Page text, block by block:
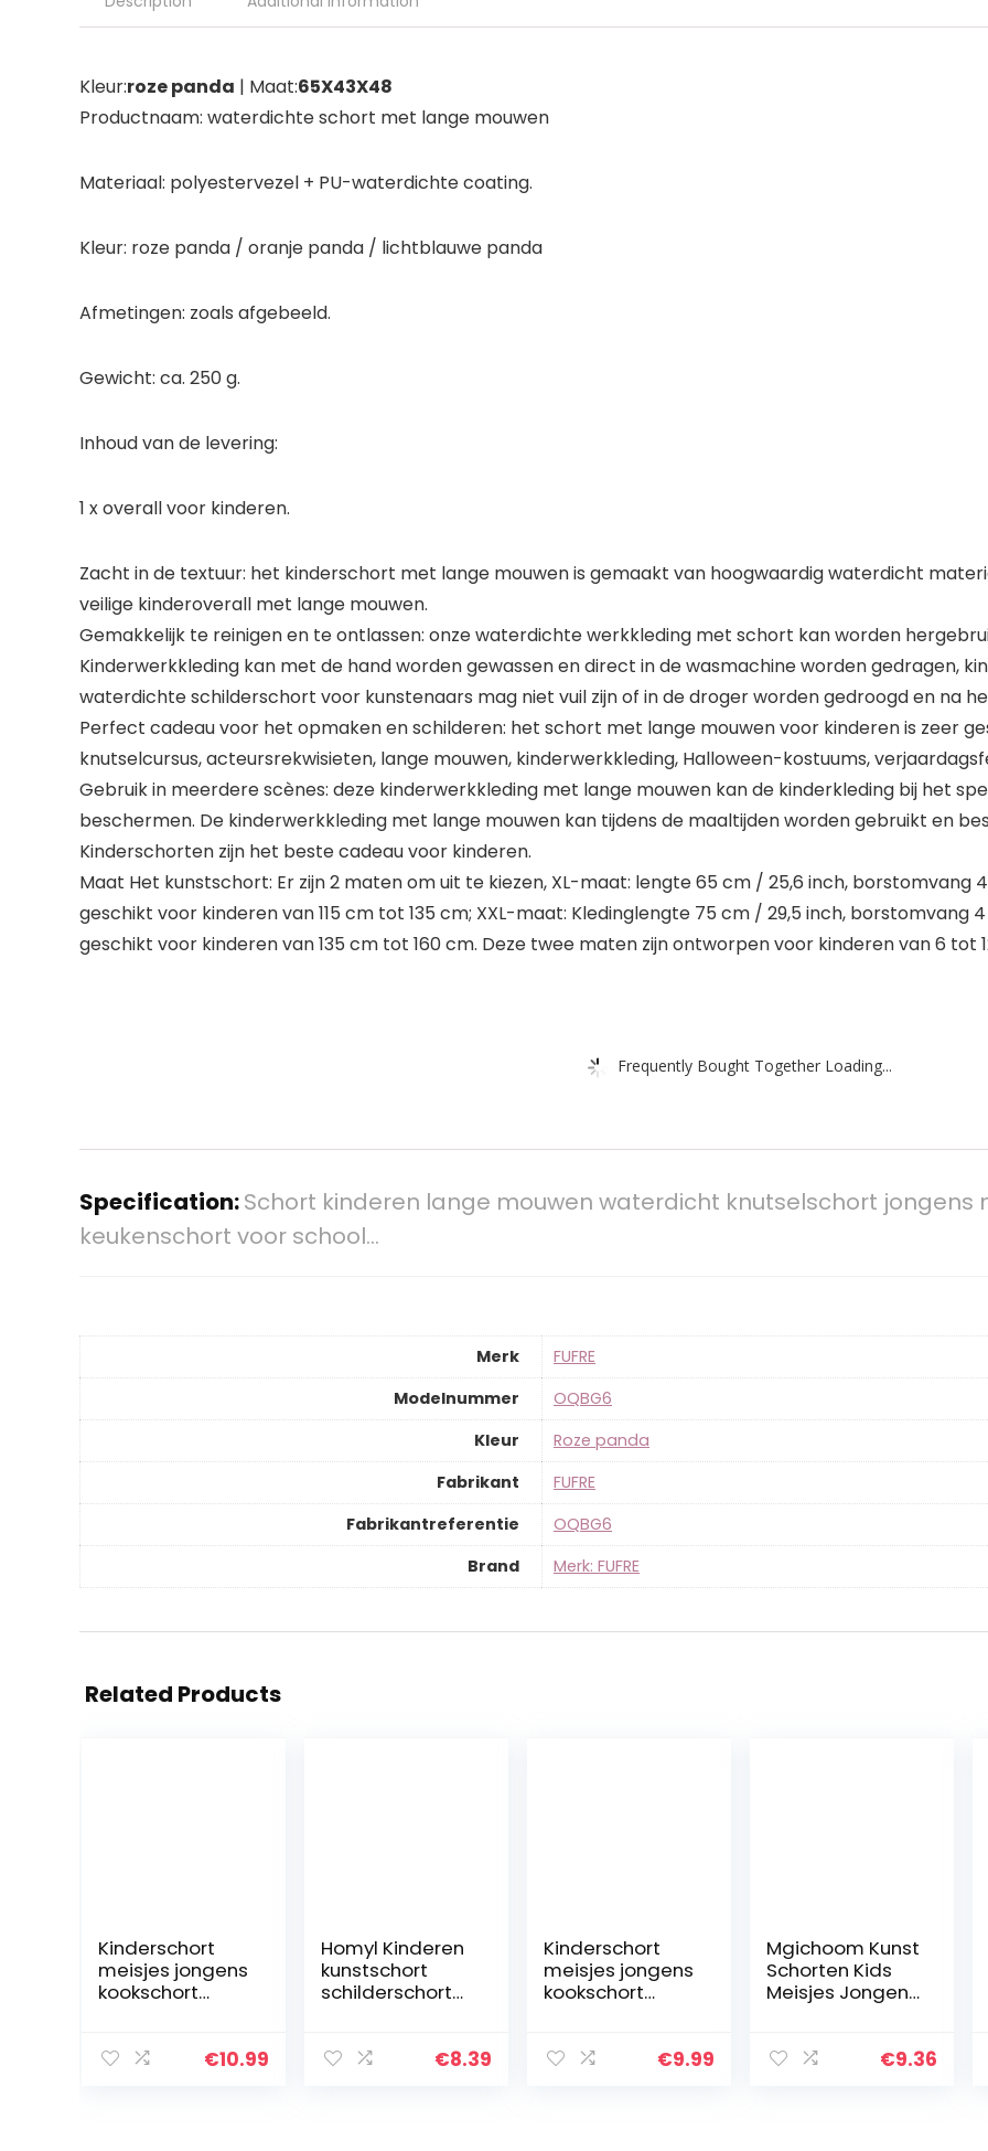
Kleur:roze panda | Maat:65X43X48
Productnaam: waterdichte schort met lange mouwen
Materiaal: polyestervezel + PU-waterdichte coating.
Kleur: roze panda / oranje panda / lichtblauwe panda
Afmetingen: zoals afgebeeld.
Gewicht: ca. 250 g.
Inhoud van de levering:
1 x overall voor kinderen.
Zacht in de textuur: het kinderschort met lange mouwen is gemaakt van hoogwaardig waterdicht
veilige kinderoverall met lange mouwen.
Gemakkelijk te reinigen en te ontlassen: onze waterdichte werkkleding met schort kan worden
Kinderwerkkleding kan met de hand worden gewassen en direct in de wasmachine worden gedragen,
waterdichte schilderschort voor kunstenaars mag niet vuil zijn of in de droger worden gedroogd en na
Perfect cadeau voor het opmaken en schilderen: het schort met lange mouwen voor kinderen is zeer
knutselcursus, acteursrekwisieten, lange mouwen, kinderwerkkleding, Halloween-kostuums,
Gebruik in meerdere scènes: deze kinderwerkkleding met lange mouwen kan de kinderkleding bij het
beschermen. De kinderwerkkleding met lange mouwen kan tijdens de maaltijden worden gebruikt en
Kinderschorten zijn het beste cadeau voor kinderen.
Maat Het kunstschort: Er zijn 2 maten om uit te kiezen, XL-maat: lengte 65 cm / 25,6 inch, borstomvang
geschikt voor kinderen van 115 cm tot 135 cm; XXL-maat: Kledinglengte 75 cm / 29,5 inch, borstomvang
geschikt voor kinderen van 135 cm tot 160 cm. Deze twee maten zijn ontworpen voor kinderen van 6 tot
Frequently Bought Together Loading...
Specification:Schort kinderen lange mouwen waterdicht knutselschort jongens
keukenschort voor school…
Merk
‎FUFRE
Modelnummer
‎OQBG6
Kleur
‎Roze panda
Fabrikant
‎FUFRE
Fabrikantreferentie
‎OQBG6
Brand
Merk: FUFRE
Related Products
Kinderschort
meisjes jongens
kookschort
knutselschort
€10.99
Homyl Kinderen
kunstschort
schilderschort
lange mouwen
€8.39
Kinderschort
meisjes jongens
kookschort
knutselschort€9.99
Mgichoom Kunst
Schorten Kids
Meisjes Jongens
Kunstenaar
€9.36